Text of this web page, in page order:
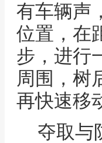
有车辆声
位置，在
步，进行
周围，树
再快速移
夺取与